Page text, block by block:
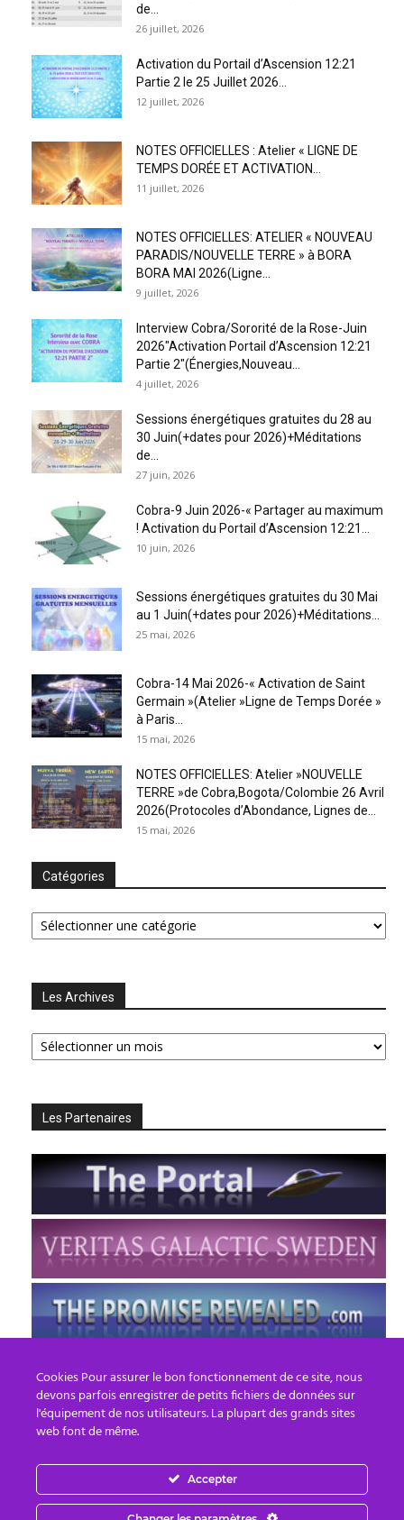
de...
26 juillet, 2026
Activation du Portail d’Ascension 12:21
Partie 2 le 25 Juillet 2026...
12 juillet, 2026
NOTES OFFICIELLES : Atelier « LIGNE DE
TEMPS DORÉE ET ACTIVATION...
11 juillet, 2026
NOTES OFFICIELLES: ATELIER « NOUVEAU
PARADIS/NOUVELLE TERRE » à BORA
BORA MAI 2026(Ligne...
9 juillet, 2026
Interview Cobra/Sororité de la Rose-Juin
2026″Activation Portail d’Ascension 12:21
Partie 2″(Énergies,Nouveau...
4 juillet, 2026
Sessions énergétiques gratuites du 28 au
30 Juin(+dates pour 2026)+Méditations
de...
27 juin, 2026
Cobra-9 Juin 2026-« Partager au maximum
! Activation du Portail d’Ascension 12:21...
10 juin, 2026
Sessions énergétiques gratuites du 30 Mai
au 1 Juin(+dates pour 2026)+Méditations...
25 mai, 2026
Cobra-14 Mai 2026-« Activation de Saint
Germain »(Atelier »Ligne de Temps Dorée »
à Paris...
15 mai, 2026
NOTES OFFICIELLES: Atelier »NOUVELLE
TERRE »de Cobra,Bogota/Colombie 26 Avril
2026(Protocoles d’Abondance, Lignes de...
15 mai, 2026
Catégories
Catégories
Les Archives
Les
Archives
Les Partenaires
FR EN
Cookies Pour assurer le bon fonctionnement de ce site, nous
devons parfois enregistrer de petits fichiers de données sur
l'équipement de nos utilisateurs. La plupart des grands sites
web font de même.
Accepter